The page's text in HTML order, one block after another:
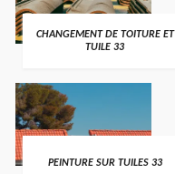
CHANGEMENT DE TOITURE ET
TUILE 33
PEINTURE SUR TUILES 33